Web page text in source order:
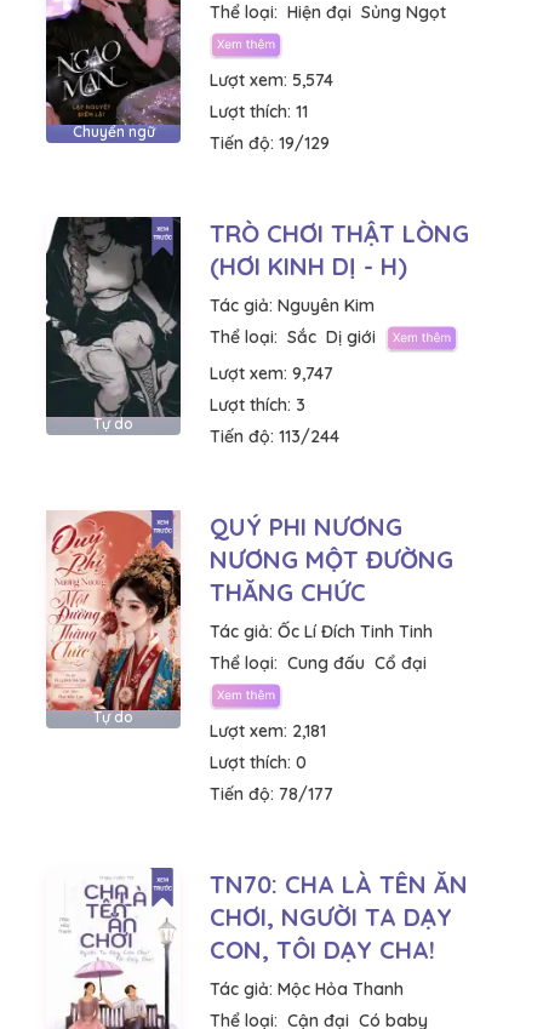
Chuyển ngữ
Thể loại: Hiện đại Sủng Ngọt
Lượt xem: 5,574
Lượt thích: 11
Tiến độ: 19/129
Tự do
TRÒ CHƠI THẬT LÒNG
(HƠI KINH DỊ - H)
Tác giả: Nguyên Kim
Thể loại: Sắc Dị giới
Lượt xem: 9,747
Lượt thích: 3
Tiến độ: 113/244
Tự do
QUÝ PHI NƯƠNG
NƯƠNG MỘT ĐƯỜNG
THĂNG CHỨC
Tác giả: Ốc Lí Đích Tinh Tinh
Thể loại: Cung đấu Cổ đại
Lượt xem: 2,181
Lượt thích: 0
Tiến độ: 78/177
TN70: CHA LÀ TÊN ĂN
CHƠI, NGƯỜI TA DẠY
CON, TÔI DẠY CHA!
Tác giả: Mộc Hỏa Thanh
Thể loại: Cận đại Có baby